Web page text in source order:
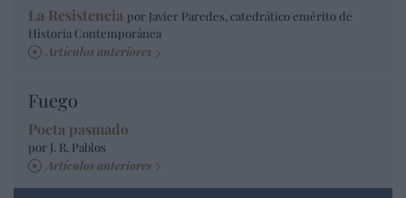
La Resistencia por Javier Paredes, catedrático emérito de
Historia Contemporánea
Artículos anteriores
Fuego
Poeta pasmado
por J. R. Pablos
Artículos anteriores